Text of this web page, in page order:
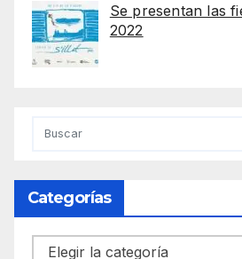
Se presentan las
2022
Categorías
Categorías